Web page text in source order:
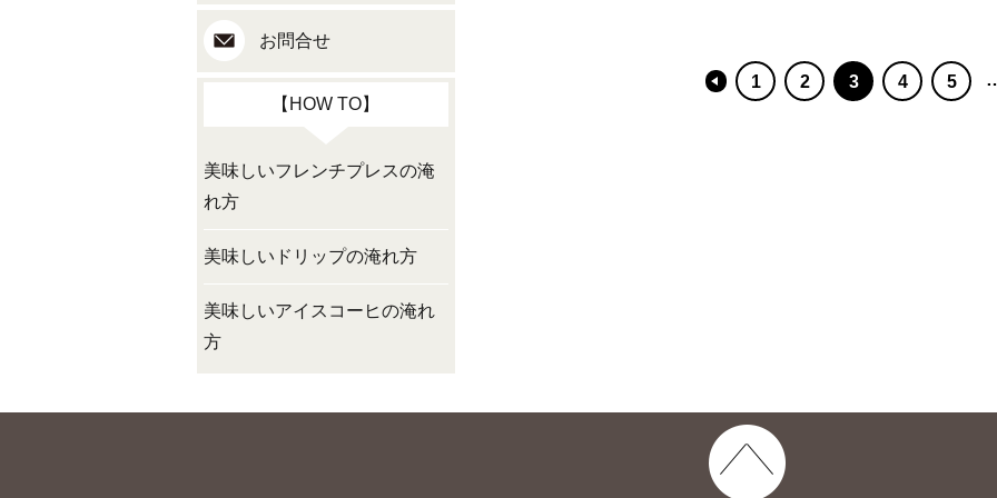
1 2 3 4 5
お問合せ
【HOW TO】
美味しいフレンチプレスの淹
れ方
美味しいドリップの淹れ方
美味しいアイスコーヒの淹れ
方